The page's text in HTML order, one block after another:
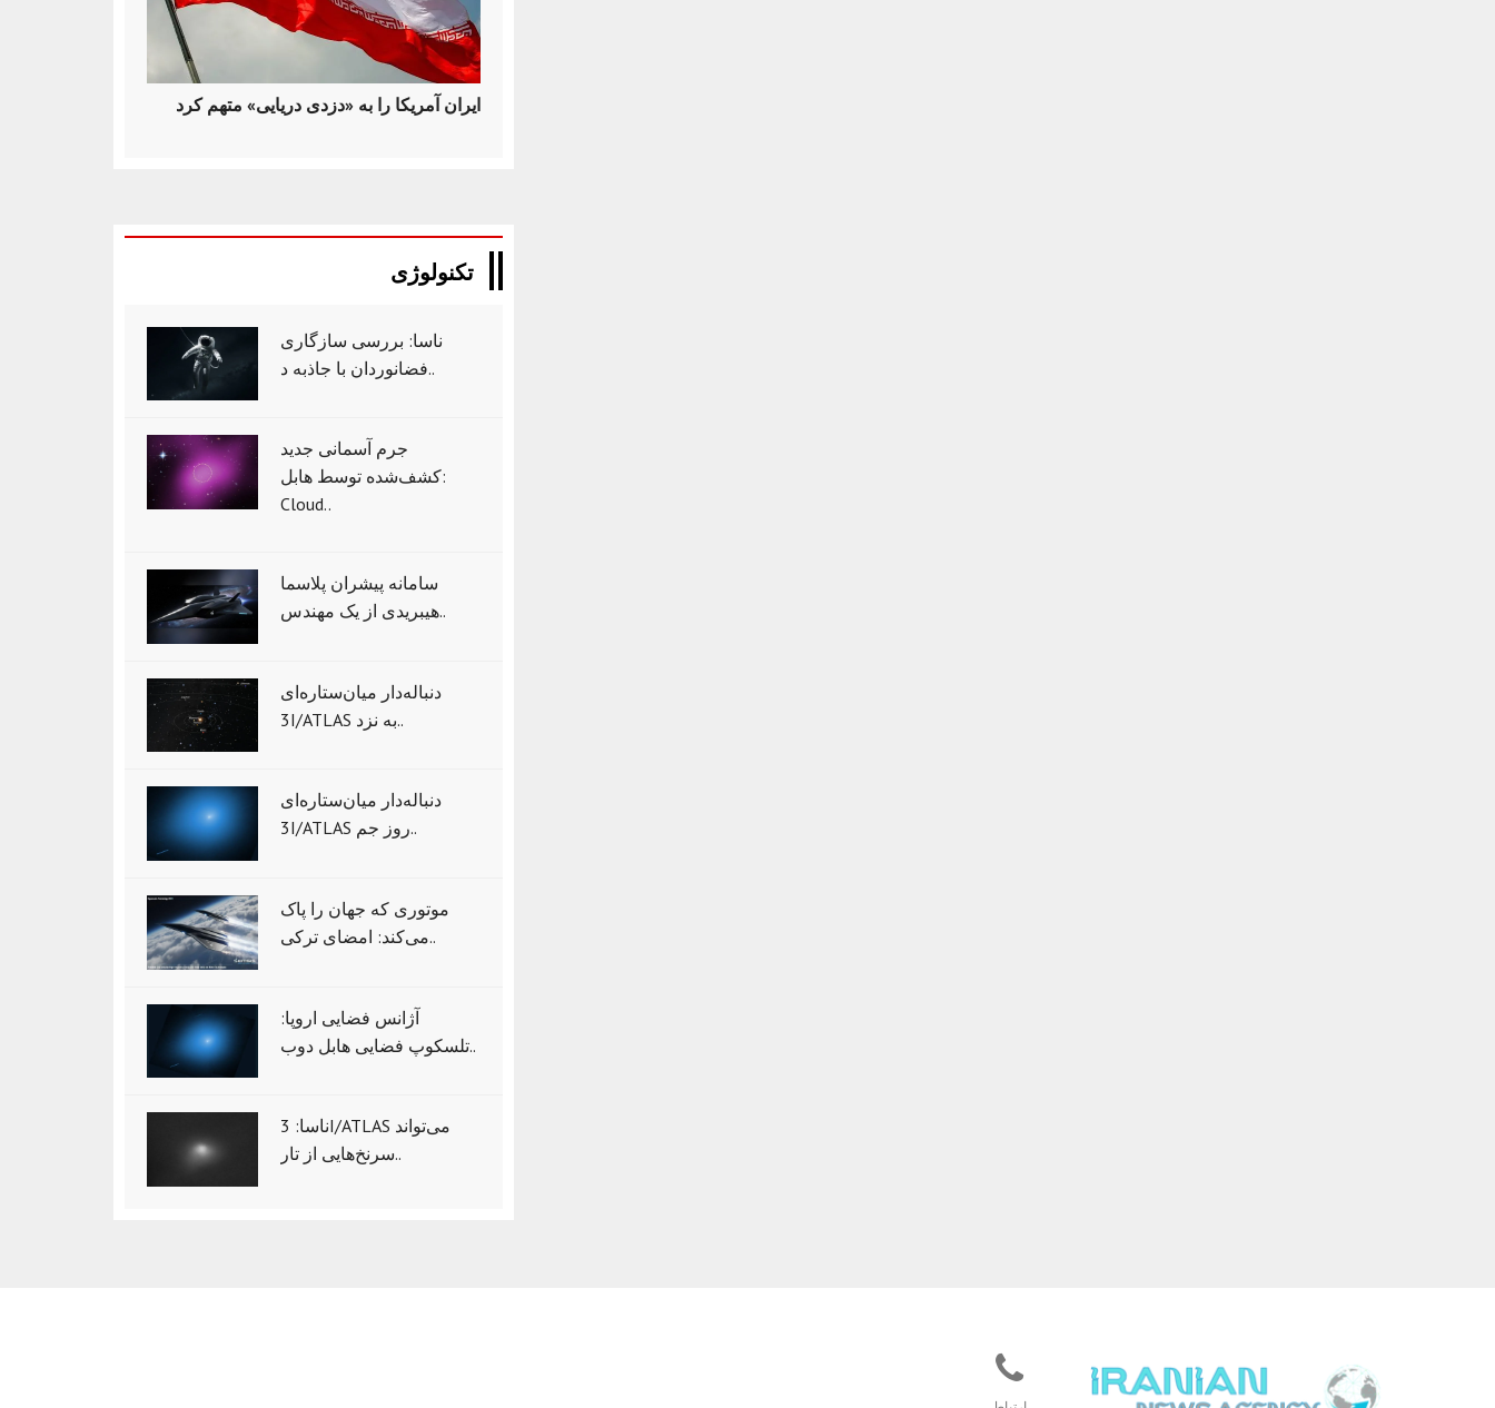
ایران آمریکا را به «دزدی دریایی» متهم کرد
تکنولوژی
ناسا: بررسی سازگاری
فضانوردان با جاذبه د..
جرم آسمانی جدید
کشف‌شده توسط هابل:
Cloud..
سامانه پیشران پلاسما
هیبریدی از یک مهندس..
دنباله‌دار میان‌ستاره‌ای
3I/ATLAS به نزد..
دنباله‌دار میان‌ستاره‌ای
3I/ATLAS روز جم..
موتوری که جهان را پاک
می‌کند: امضای ترکی..
آژانس فضایی اروپا:
تلسکوپ فضایی هابل دوب..
ناسا: 3I/ATLAS می‌تواند
سرنخ‌هایی از تار..